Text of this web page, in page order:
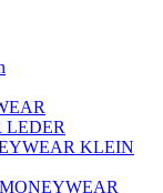
LEDER
KLEIN
MONEYWEAR